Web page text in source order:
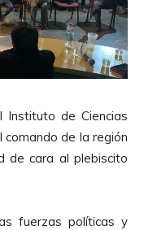
Instituto de Ciencias
de la región
de cara al plebiscito
fuerzas políticas y